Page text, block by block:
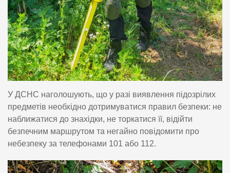
У ДСНС наголошують, що у разі виявлення підозрілих
предметів необхідно дотримуватися правил безпеки: не
наближатися до знахідки, не торкатися її, відійти
безпечним маршрутом та негайно повідомити про
небезпеку за телефонами 101 або 112.